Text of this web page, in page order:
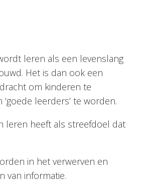
leren als een levenslang
Het is dan ook een
om kinderen te
leerders’ te worden.
leren heeft als streefdoel dat
in het verwerven en
van informatie.